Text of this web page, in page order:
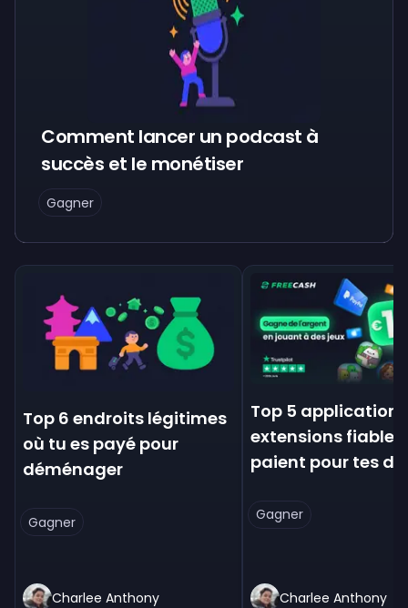
Comment lancer un podcast à
succès et le monétiser
Gagner
Top 6 endroits légitimes
où tu es payé pour
déménager
Gagner
Charlee Anthony
Top 5
extensions
paient pour tes
Gagner
Charlee Anthony